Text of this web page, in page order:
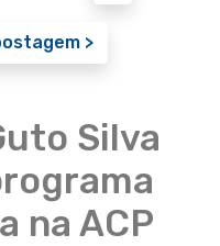
>
Silva
na ACP